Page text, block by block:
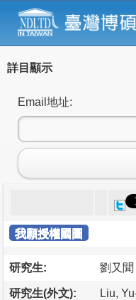
詳目顯示
Email地址:
我願授權國圖
研究生: 劉又聞
研究生(外文): Liu,